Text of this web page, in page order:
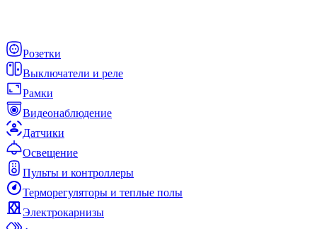
Розетки
Выключатели и реле
Рамки
Видеонаблюдение
Датчики
Освещение
Пульты и контроллеры
Терморегуляторы и теплые полы
Электрокарнизы